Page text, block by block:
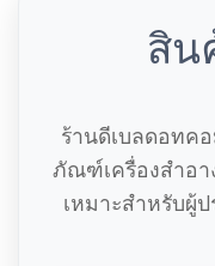
สิน
ร้านดีเบลดอทค
ภัณฑ์เครื่องสำอา
เหมาะสำหรับผู้